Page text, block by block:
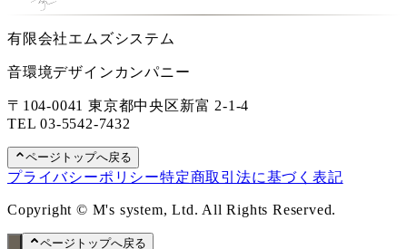
有限会社エムズシステム
音環境デザインカンパニー
〒104-0041 東京都中央区新富 2-1-4
TEL03-5542-7432
ページトップへ戻る
プライバシーポリシー特定商取引法に基づく表記
Copyright © M's system, Ltd. All Rights Reserved.
ページトップへ戻る